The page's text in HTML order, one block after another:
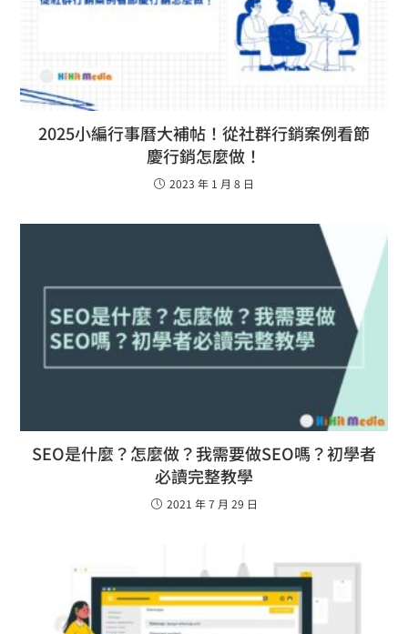
2025小編行事曆大補帖！從社群行銷案例看節
慶行銷怎麼做！
2023 年 1 月 8 日
SEO是什麼？怎麼做？我需要做SEO嗎？初學者
必讀完整教學
2021 年 7 月 29 日